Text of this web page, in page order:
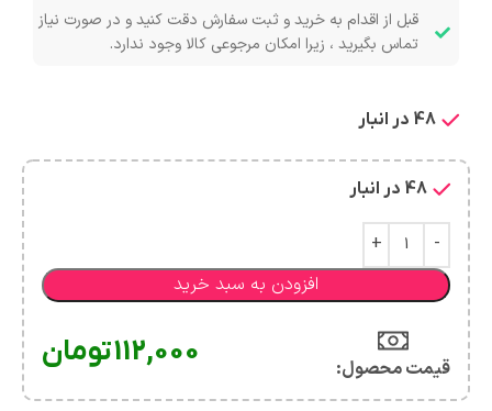
قبل از اقدام به خرید و ثبت سفارش دقت کنید و در صورت نیاز
تماس بگیرید ، زیرا امکان مرجوعی کالا وجود ندارد.
48 در انبار
48 در انبار
افزودن به سبد خرید
قیمت محصول:​ 112,000تومان